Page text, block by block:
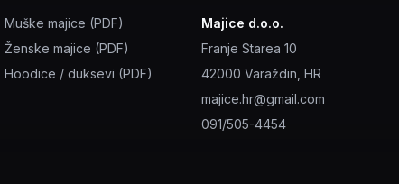
Muške majice (PDF)
Ženske majice (PDF)
Hoodice / duksevi (PDF)
Majice d.o.o.
Franje Starea 10
42000 Varaždin, HR
majice.hr@gmail.com
091/505-4454